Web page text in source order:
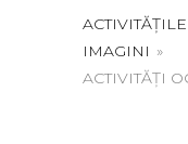
IMAGINI »
ACTIVITĂȚI